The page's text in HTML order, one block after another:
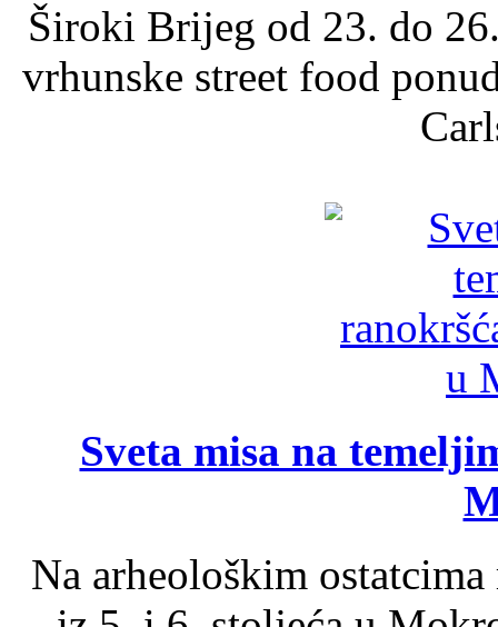
Široki Brijeg od 23. do
vrhunske street food
Sveta misa na
Na arheološkim